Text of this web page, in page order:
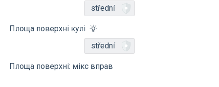
střední
Площа поверхні кулі
střední
Площа поверхні: мікс вправ